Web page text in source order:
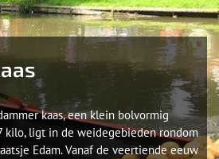
kaas, een klein bolvormig
kilo, ligt in de weidegebieden rondom
Edam. Vanaf de veertiende eeuw